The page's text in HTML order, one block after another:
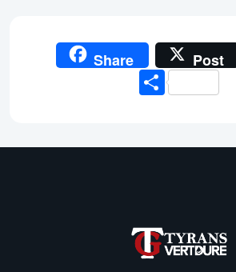
Share Post
Share